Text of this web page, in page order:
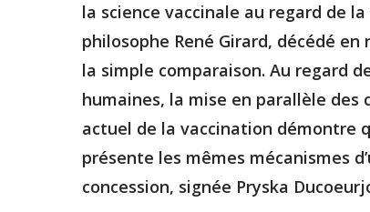
la science vaccinale au regard de
philosophe René Girard, décédé en
la simple comparaison. Au regard
humaines, la mise en parallèle des
actuel de la vaccination démontre
présente les mêmes mécanismes
concession, signée Pryska